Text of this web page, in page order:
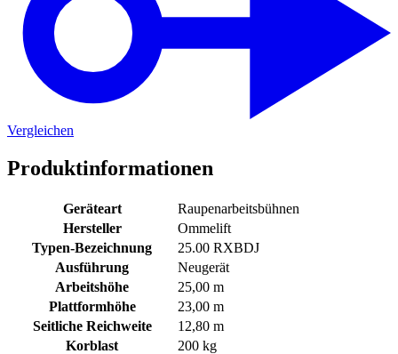
Vergleichen
Produktinformationen
Geräteart
Raupenarbeitsbühnen
Hersteller
Ommelift
Typen-Bezeichnung
25.00 RXBDJ
Ausführung
Neugerät
Arbeitshöhe
25,00 m
Plattformhöhe
23,00 m
Seitliche Reichweite
12,80 m
Korblast
200 kg